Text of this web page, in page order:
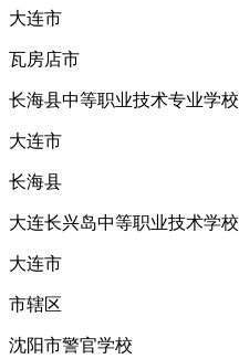
大连市
瓦房店市
长海县中等职业技术专业学校
大连市
长海县
大连长兴岛中等职业技术学校
大连市
市辖区
沈阳市警官学校